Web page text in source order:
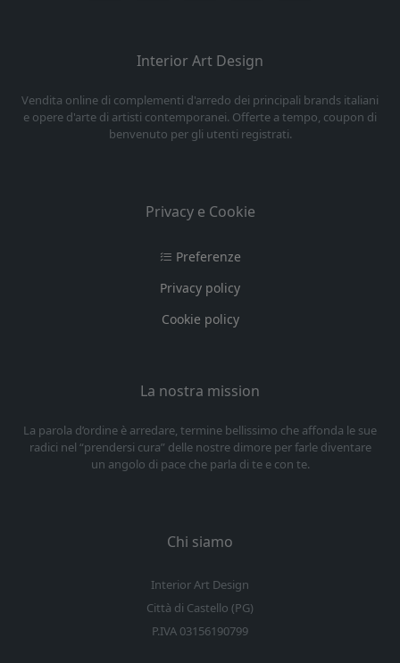
Interior Art Design
Vendita online di complementi d'arredo dei principali brands italiani
e opere d'arte di artisti contemporanei. Offerte a tempo, coupon di
benvenuto per gli utenti registrati.
Privacy e Cookie
Preferenze
Privacy policy
Cookie policy
La nostra mission
La parola d’ordine è arredare, termine bellissimo che affonda le sue
radici nel “prendersi cura” delle nostre dimore per farle diventare
un angolo di pace che parla di te e con te.
Chi siamo
Interior Art Design
Città di Castello (PG)
P.IVA 03156190799